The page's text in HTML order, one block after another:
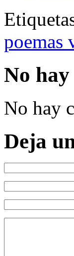
poemas
No
No hay
Deja